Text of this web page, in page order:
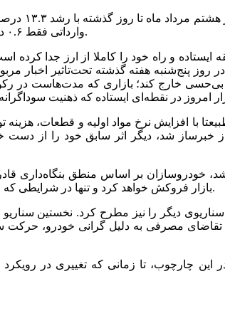
بررسی
وارداتی فقط ۰.۶ درصد رشد را نشان می‌دهد که این موضوع از عدم تبعیت خودرو از نرخ ارز حکایت دارد.
و راه خود را کاملا از ارز جدا
روز پنج‌شنبه هفته گذشته تحت‌تاثیر اخبار
حالت بی‌حسی خارج کند؛ بازاری که
درصدی که از سوی خودروساز خبرساز شد، دیگر اثر
خودروسازان بر اساس منطق بنگاه‌داری
بازار فروکش خواهد کرد و تنها در شرایطی که ابزارهایی مانند فروش اقساطی فعال شود، امکان بالفعل شدن آن وجود خواهد داشت.
سناریوی دیگر را نیز مطرح کرد. نخستین
تقاضای مصرفی به دلیل گرانی خودرو،
این چارچوب، تا زمانی که تغییری در